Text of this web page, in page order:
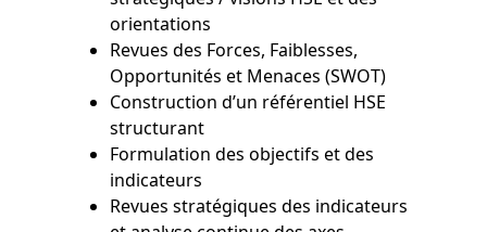
orientations
Revues des Forces, Faiblesses,
Opportunités et Menaces (SWOT)
Construction d’un référentiel HSE
structurant
Formulation des objectifs et des
indicateurs
Revues stratégiques des indicateurs